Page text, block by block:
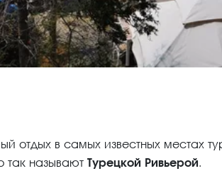
в самых известных местах
так называют Турецкой Ривьерой.